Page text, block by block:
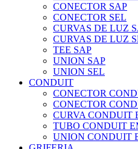
CONECTOR SAP
CONECTOR SEL
CURVAS DE LUZ
CURVAS DE LUZ
TEE SAP
UNION SAP
UNION SEL
CONDUIT
CONECTOR
CONECTOR
CURVA CONDUIT
TUBO CONDUIT
UNION CONDUIT